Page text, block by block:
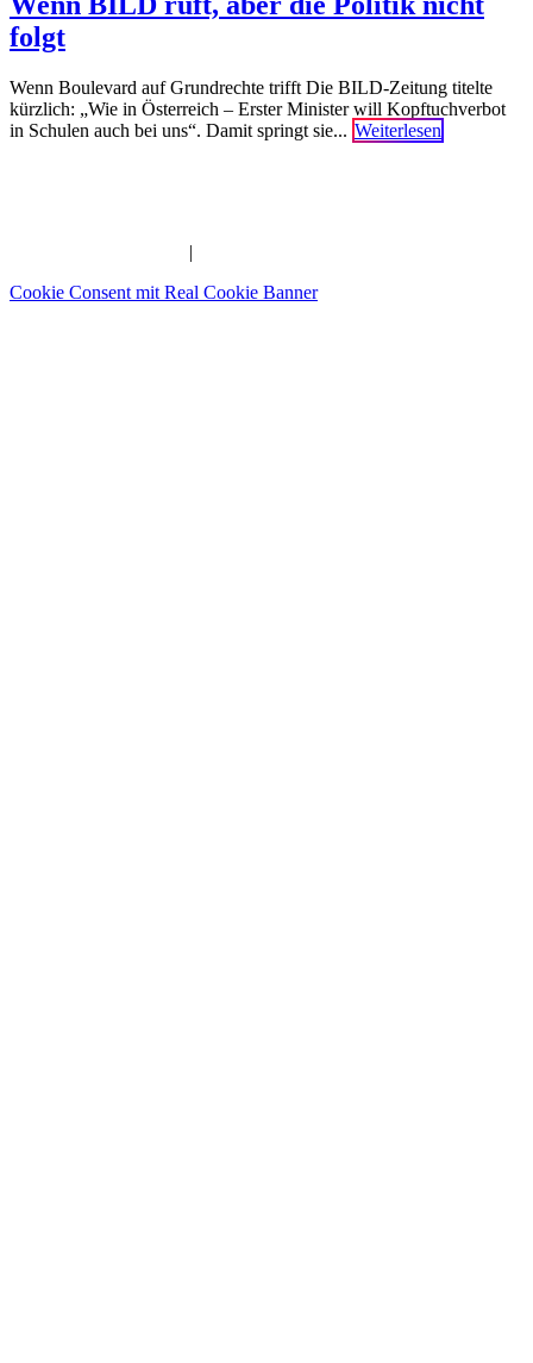
folgt
Wenn Boulevard auf Grundrechte trifft Die BILD-Zeitung titelte
kürzlich: „Wie in Österreich – Erster Minister will Kopftuchverbot
in Schulen auch bei uns“. Damit springt sie... Weiterlesen
|
Cookie Consent mit Real Cookie Banner